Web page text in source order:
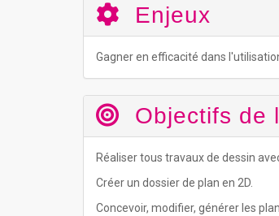
Enjeux
Gagner en efficacité dans
Objectifs de
Réaliser tous travaux de dessin
Créer un dossier de plan en 2D.
Concevoir, modifier, générer les